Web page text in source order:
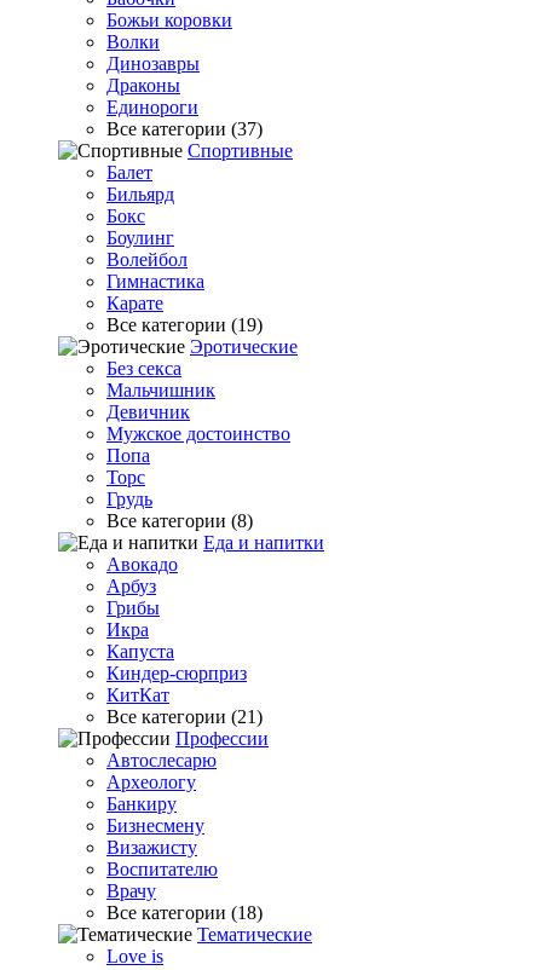
Божьи коровки
Волки
Динозавры
Драконы
Единороги
Все категории (37)
Спортивные
Балет
Бильярд
Бокс
Боулинг
Волейбол
Гимнастика
Карате
Все категории (19)
Эротические
Без секса
Мальчишник
Девичник
Мужское достоинство
Попа
Торс
Грудь
Все категории (8)
Еда и напитки
Авокадо
Арбуз
Грибы
Икра
Капуста
Киндер-сюрприз
КитКат
Все категории (21)
Профессии
Автослесарю
Археологу
Банкиру
Бизнесмену
Визажисту
Воспитателю
Врачу
Все категории (18)
Тематические
Love is